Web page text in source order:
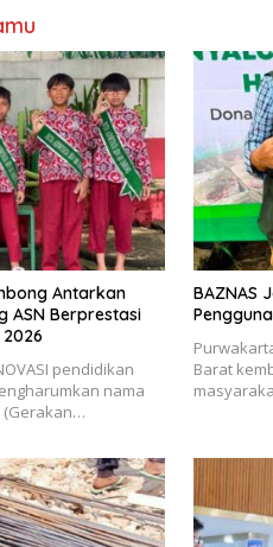
Antarkan
ASN Berprestasi
pendidikan
nama
(Gerakan…
BAZNAS
Barat